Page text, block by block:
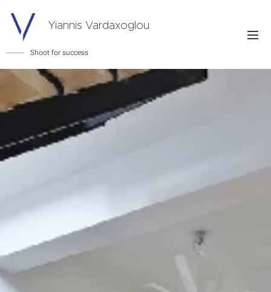
Yiannis Vardaxoglou
Shoot for success